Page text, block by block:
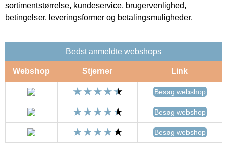
sortimentstørrelse, kundeservice, brugervenlighed,
betingelser, leveringsformer og betalingsmuligheder.
Bedst anmeldte webshops
Webshop Stjerner Link
Besøg webshop
Besøg webshop
Besøg webshop